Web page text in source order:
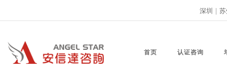
深圳 |
首页 认证咨询